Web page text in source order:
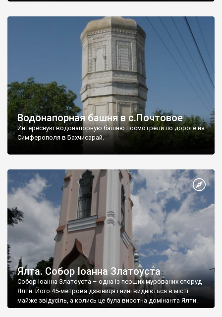
Водонапорная башня в с.Почтовое
Интересную водонапорную башню посмотрели по дороге из
Симферополя в Бахчисарай.
Ялта. Собор Іоанна Златоуста
Собор Іоанна Златоуста – одна із перших мурованих споруд
Ялти. Його 45-метрова дзвіниця і нині видніється в місті
майже звідусіль, а колись це була висотна домінанта Ялти.